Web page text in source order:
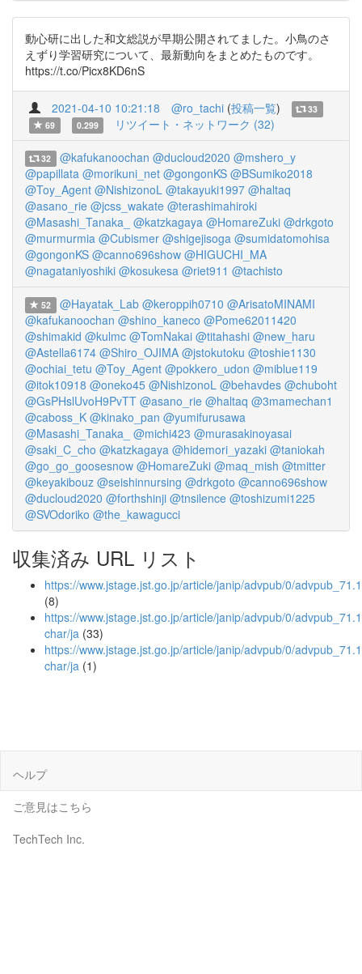
動心研に出した和文総説が早期公開されてました。小鳥のさ
えずり学習研究について、最新動向をまとめたものです。
https://t.co/Picx8KD6nS
2021-04-10 10:21:18 @ro_tachi (投稿一覧)
33
69
0.299 リツイート・ネットワーク (32)
32 @kafukanoochan @ducloud2020 @mshero_y
@papillata @morikuni_net @gongonKS @BSumiko2018
@Toy_Agent @NishizonoL @takayuki1997 @haltaq
@asano_rie @jcss_wakate @terashimahiroki
@Masashi_Tanaka_ @katzkagaya @HomareZuki @drkgoto
@murmurmia @Cubismer @shigejisoga @sumidatomohisa
@gongonKS @canno696show @HIGUCHI_MA
@nagataniyoshiki @kosukesa @riet911 @tachisto
52 @Hayatak_Lab @keroppih0710 @ArisatoMINAMI
@kafukanoochan @shino_kaneco @Pome62011420
@shimakid @kulmc @TomNakai @titahashi @new_haru
@Astella6174 @Shiro_OJIMA @jstokutoku @toshie1130
@ochiai_tetu @Toy_Agent @pokkero_udon @miblue119
@itok10918 @oneko45 @NishizonoL @behavdes @chuboht
@GsPHslUvoH9PvTT @asano_rie @haltaq @3mamechan1
@caboss_K @kinako_pan @yumifurusawa
@Masashi_Tanaka_ @michi423 @murasakinoyasai
@saki_C_cho @katzkagaya @hidemori_yazaki @taniokah
@go_go_goosesnow @HomareZuki @maq_mish @tmitter
@keyakibouz @seishinnursing @drkgoto @canno696show
@ducloud2020 @forthshinji @tnsilence @toshizumi1225
@SVOdoriko @the_kawagucci
収集済み URL リスト
https://www.jstage.jst.go.jp/article/janip/advpub/0/
(8)
https://www.jstage.jst.go.jp/article/janip/advpub/0/
char/ja (33)
https://www.jstage.jst.go.jp/article/janip/advpub/0/
char/ja (1)
ヘルプ
ご意見はこちら
TechTech Inc.